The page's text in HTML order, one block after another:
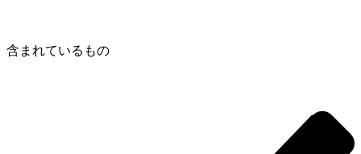
含まれているもの